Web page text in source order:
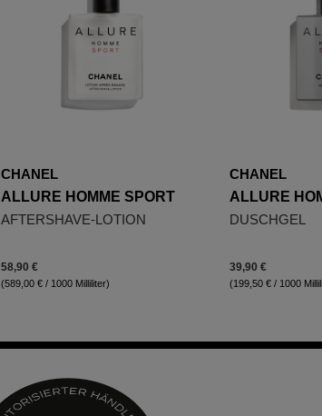
CHANEL
ALLURE HOMME SPORT
AFTERSHAVE-LOTION
58,90 €
(589,00 € / 1000 Milliliter)
CHANEL
ALLURE
DUSCHGEL
39,90 €
(199,50 € / 1000